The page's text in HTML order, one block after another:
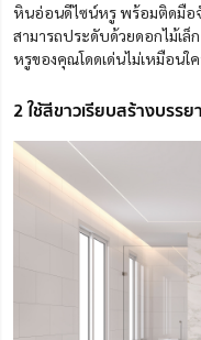
หินอ่อนดีไซน์หรู พร้อมติดมือจั
สามารถประดับด้วยดอกไม้เล็
หรูของคุณโดดเด่นไม่เหมือนใ
2 ใช้สีขาวเรียบสร้างบรร